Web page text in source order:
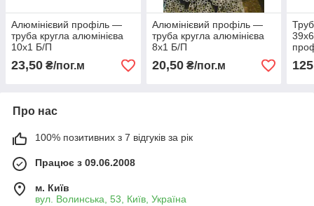
Алюмінієвий профіль —
труба кругла алюмінієва
10х1 Б/П
23,50 ₴/пог.м
Алюмінієвий профіль —
труба кругла алюмінієва
8х1 Б/П
20,50₴/пог.м 125
Про нас
100% позитивних з 7 відгуків за рік
Працює з 09.06.2008
м. Київ
вул. Волинська, 53, Київ, Україна